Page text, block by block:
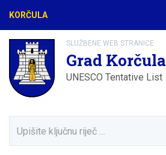
KORČULA
SLUŽBENE WEB STRANICE
Grad Korčula
UNESCO Tentative List